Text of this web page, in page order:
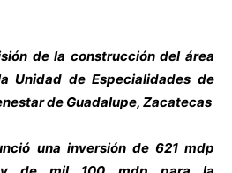
de la construcción del área
Unidad de Especialidades de
de Guadalupe, Zacatecas
una inversión de 621 mdp